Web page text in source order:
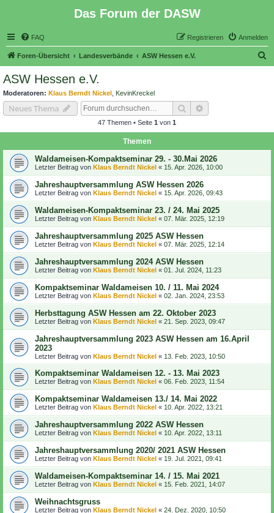
Das Forum der DASW
FAQ Anmelden
Registrieren
Foren-Übersicht Landesverbände ASW Hessen e.V.
ASW Hessen e.V.
Moderatoren: Klaus Berndt Nickel KevinKreckel
Neues Thema Suche
47 Themen • Seite 1 von 1
Themen
Waldameisen-Kompaktseminar 29. - 30.Mai 2026
Letzter Beitrag von Klaus Berndt Nickel « 15. Apr. 2026, 10:00
Jahreshauptversammlung ASW Hessen 2026
Letzter Beitrag von Klaus Berndt Nickel « 15. Apr. 2026, 09:43
Waldameisen-Kompaktseminar 23. / 24. Mai 2025
Letzter Beitrag von Klaus Berndt Nickel « 07. Mär. 2025, 12:19
Jahreshauptversammlung 2025 ASW Hessen
Letzter Beitrag von Klaus Berndt Nickel « 07. Mär. 2025, 12:14
Jahreshauptversammlung 2024 ASW Hessen
Letzter Beitrag von Klaus Berndt Nickel « 01. Jul. 2024, 11:23
Kompaktseminar Waldameisen 10. / 11. Mai 2024
Letzter Beitrag von Klaus Berndt Nickel « 02. Jan. 2024, 23:53
Herbsttagung ASW Hessen am 22. Oktober 2023
Letzter Beitrag von Klaus Berndt Nickel « 21. Sep. 2023, 09:47
Jahreshauptversammlung 2023 ASW Hessen am 16.April
2023
Letzter Beitrag von Klaus Berndt Nickel « 13. Feb. 2023, 10:50
Kompaktseminar Waldameisen 12. - 13. Mai 2023
Letzter Beitrag von Klaus Berndt Nickel « 06. Feb. 2023, 11:54
Kompaktseminar Waldameisen 13./ 14. Mai 2022
Letzter Beitrag von Klaus Berndt Nickel « 10. Apr. 2022, 13:21
Jahreshauptversammlung 2022 ASW Hessen
Letzter Beitrag von Klaus Berndt Nickel « 10. Apr. 2022, 13:11
Jahreshauptversammlung 2020/ 2021 ASW Hessen
Letzter Beitrag von Klaus Berndt Nickel « 19. Jul. 2021, 09:41
Waldameisen-Kompaktseminar 14. / 15. Mai 2021
Letzter Beitrag von Klaus Berndt Nickel « 15. Feb. 2021, 14:07
Weihnachtsgruss
Letzter Beitrag von Klaus Berndt Nickel « 24. Dez. 2020, 10:50